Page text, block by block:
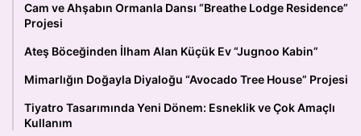
Cam ve Ahşabın Ormanla Dansı “Breathe Lodge Residence”
Projesi
Ateş Böceğinden İlham Alan Küçük Ev “Jugnoo Kabin”
Mimarlığın Doğayla Diyaloğu “Avocado Tree House” Projesi
Tiyatro Tasarımında Yeni Dönem: Esneklik ve Çok Amaçlı
Kullanım